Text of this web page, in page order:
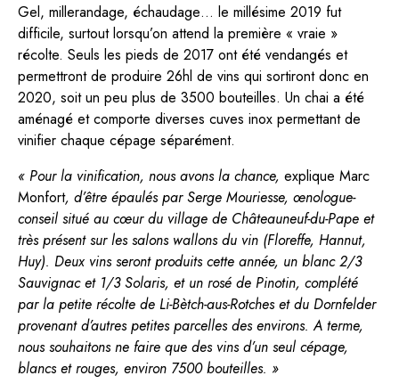
Gel, millerandage, échaudage… le millésime 2019 fut
difficile, surtout lorsqu’on attend la première « vraie »
récolte. Seuls les pieds de 2017 ont été vendangés et
permettront de produire 26hl de vins qui sortiront donc en
2020, soit un peu plus de 3500 bouteilles. Un chai a été
aménagé et comporte diverses cuves inox permettant de
vinifier chaque cépage séparément.
« Pour la vinification, nous avons la chance, explique Marc
Monfort, d’être épaulés par Serge Mouriesse, œnologue-
conseil situé au cœur du village de Châteauneuf-du-Pape et
très présent sur les salons wallons du vin (Floreffe, Hannut,
Huy). Deux vins seront produits cette année, un blanc 2/3
Sauvignac et 1/3 Solaris, et un rosé de Pinotin, complété
par la petite récolte de Li-Bètch-aus-Rotches et du Dornfelder
provenant d’autres petites parcelles des environs. A terme,
nous souhaitons ne faire que des vins d’un seul cépage,
blancs et rouges, environ 7500 bouteilles. »